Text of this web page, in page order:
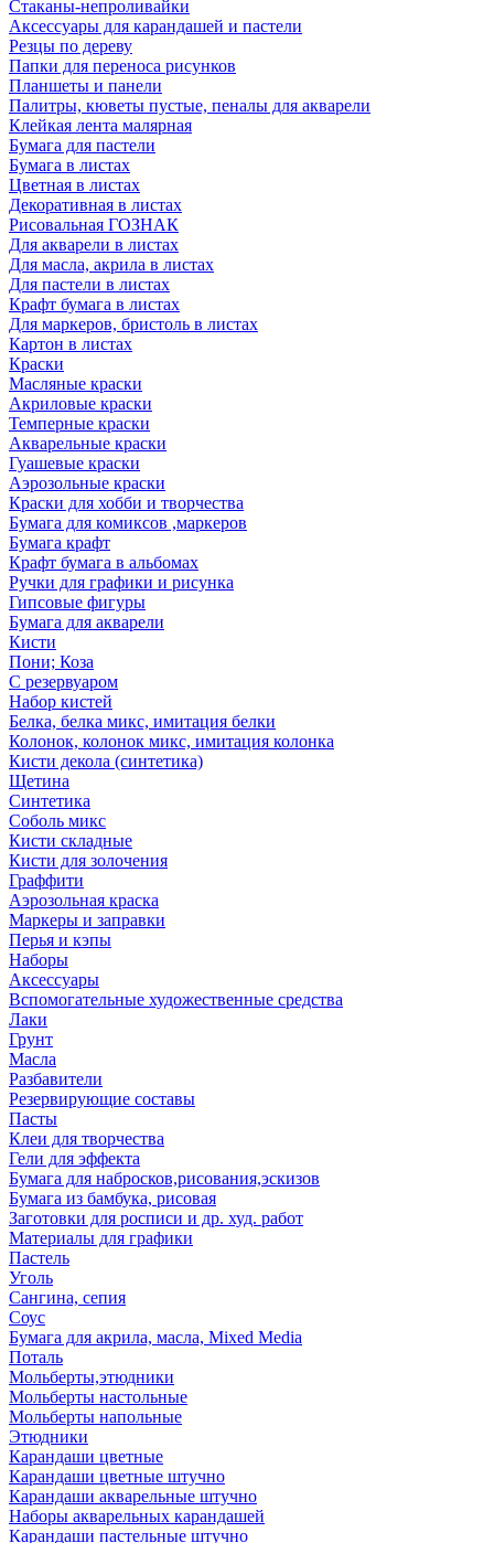
Стаканы-непроливайки
Аксессуары для карандашей и пастели
Резцы по дереву
Папки для переноса рисунков
Планшеты и панели
Палитры, кюветы пустые, пеналы для акварели
Клейкая лента малярная
Бумага для пастели
Бумага в листах
Цветная в листах
Декоративная в листах
Рисовальная ГОЗНАК
Для акварели в листах
Для масла, акрила в листах
Для пастели в листах
Крафт бумага в листах
Для маркеров, бристоль в листах
Картон в листах
Краски
Масляные краски
Акриловые краски
Темперные краски
Акварельные краски
Гуашевые краски
Аэрозольные краски
Краски для хобби и творчества
Бумага для комиксов ,маркеров
Бумага крафт
Крафт бумага в альбомах
Ручки для графики и рисунка
Гипсовые фигуры
Бумага для акварели
Кисти
Пони; Коза
С резервуаром
Набор кистей
Белка, белка микс, имитация белки
Колонок, колонок микс, имитация колонка
Кисти декола (синтетика)
Щетина
Синтетика
Соболь микс
Кисти складные
Кисти для золочения
Граффити
Аэрозольная краска
Маркеры и заправки
Перья и кэпы
Наборы
Аксессуары
Вспомогательные художественные средства
Лаки
Грунт
Масла
Разбавители
Резервирующие составы
Пасты
Клеи для творчества
Гели для эффекта
Бумага для набросков,рисования,эскизов
Бумага из бамбука, рисовая
Заготовки для росписи и др. худ. работ
Материалы для графики
Пастель
Уголь
Сангина, сепия
Соус
Бумага для акрила, масла, Mixed Media
Поталь
Мольберты,этюдники
Мольберты настольные
Мольберты напольные
Этюдники
Карандаши цветные
Карандаши цветные штучно
Карандаши акварельные штучно
Наборы акварельных карандашей
Карандаши пастельные штучно